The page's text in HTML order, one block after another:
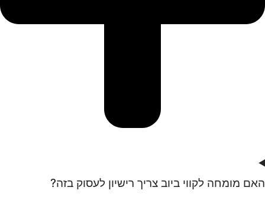
האם מומחה לקווי ביוב צריך רישיון לעסוק בזה?